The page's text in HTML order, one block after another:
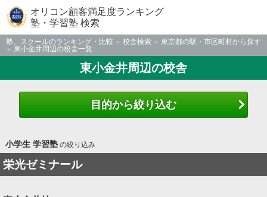
オリコン顧客満足度ランキング
塾・学習塾 検索
塾、スクールのランキング・比較 校舎検索
東京都の駅・市区町村から探す
東小金井周辺の校舎一覧
東小金井周辺の校舎
目的から絞り込む
小学生 学習塾の絞り込み
栄光ゼミナール